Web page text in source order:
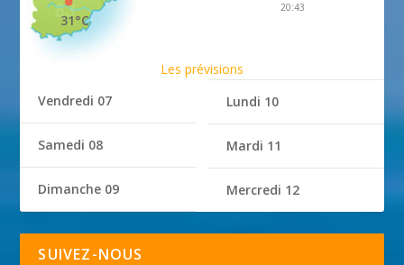
31°C
20:43
Les prévisions
Vendredi 07
Samedi 08
Dimanche 09
Lundi 10
Mardi 11
Mercredi 12
SUIVEZ-NOUS